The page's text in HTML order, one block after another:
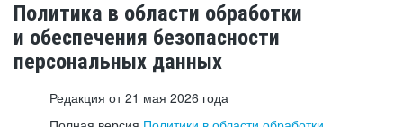
Политика в области обработки
и обеспечения безопасности
персональных данных
Редакция от 21 мая 2026 года